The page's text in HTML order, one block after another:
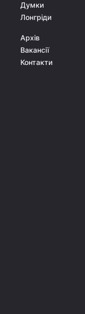
Думки
Лонгріди
Архів
Вакансії
Контакти